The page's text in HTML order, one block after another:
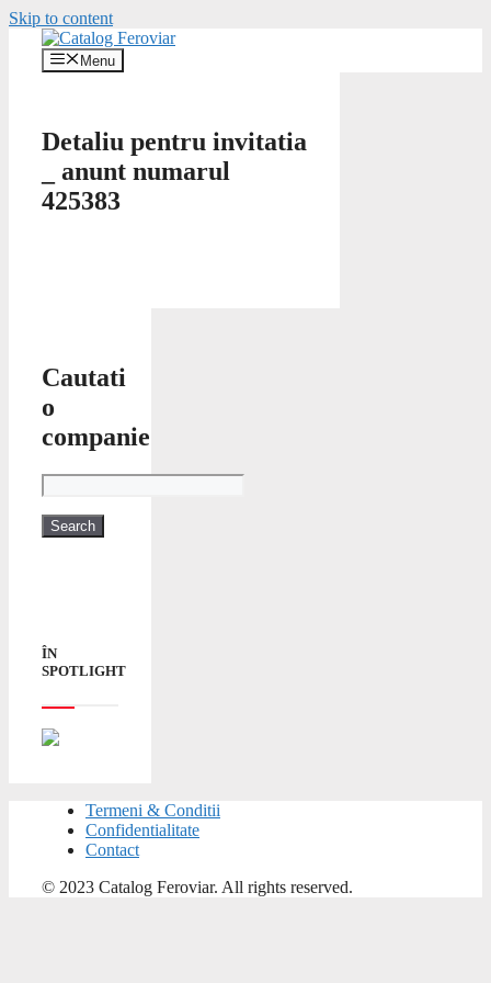
Skip to content
Menu
Detaliu pentru invitatia
_ anunt numarul
425383
Cautati
o
companie
ÎN
SPOTLIGHT
Termeni & Conditii
Confidentialitate
Contact
© 2023 Catalog Feroviar. All rights reserved.